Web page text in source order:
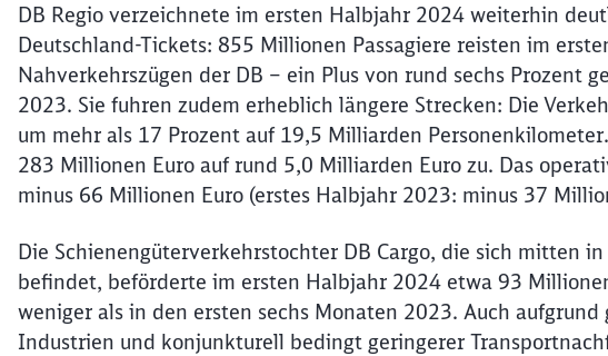
DB Regio verzeichnete im ersten Halbjahr 2024 weiterhin
Deutschland-Tickets: 855 Millionen Passagiere reisten im
Nahverkehrszügen der DB – ein Plus von rund sechs Prozent
2023. Sie fuhren zudem erheblich längere Strecken: Die
um mehr als 17 Prozent auf 19,5 Milliarden
283 Millionen Euro auf rund 5,0 Milliarden Euro zu. Das
minus 66 Millionen Euro (erstes Halbjahr 2023: minus 37
Die Schienengüterverkehrstochter DB Cargo, die sich mitten
befindet, beförderte im ersten Halbjahr 2024 etwa 93
weniger als in den ersten sechs Monaten 2023. Auch
Industrien und konjunkturell bedingt geringerer